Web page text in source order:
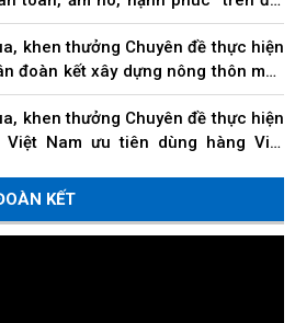
khen thưởng Chuyên đề thực hiện
đoàn kết xây dựng nông thôn mới,
bàn thành...
khen thưởng Chuyên đề thực hiện
Việt Nam ưu tiên dùng hàng Việt
khen thưởng Chuyên đề về các
hộ kinh doanh và cá nhân kinh
trách nhiệm...
KẾT